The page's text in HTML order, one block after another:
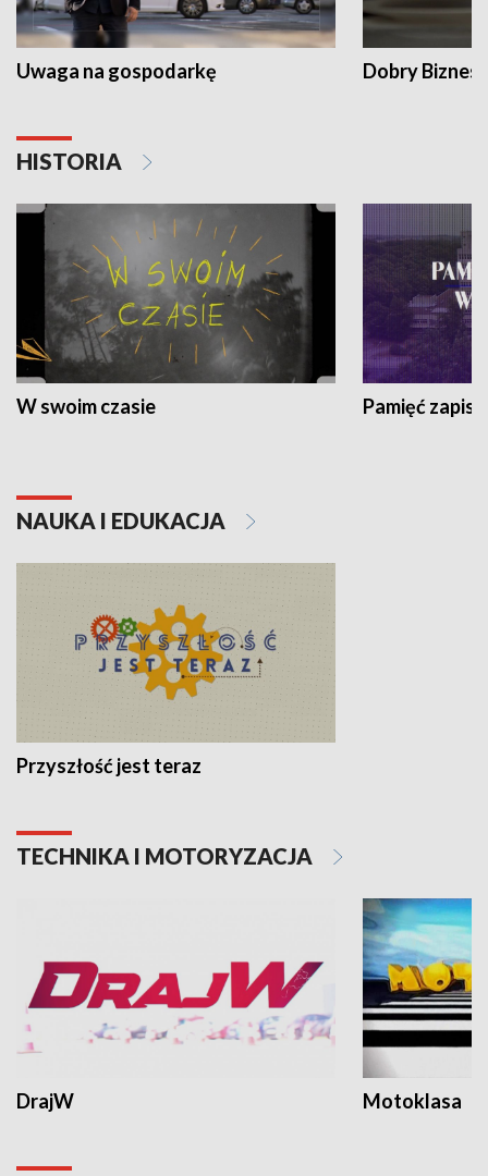
Uwaga na gospodarkę Dobry Biznes
HISTORIA
W swoim czasie Pamięć
NAUKA I EDUKACJA
Przyszłość jest teraz
TECHNIKA I MOTORYZACJA
DrajW Motoklasa